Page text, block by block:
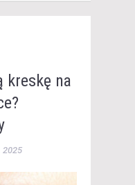
kreskę na
2025